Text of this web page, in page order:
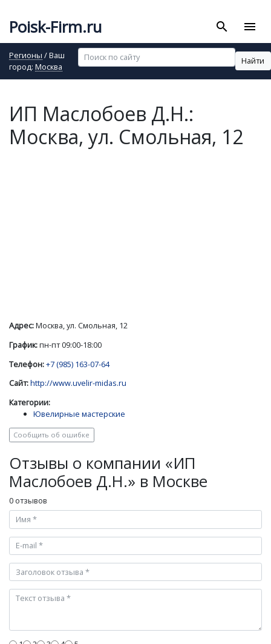
Poisk-Firm.ru search menu
Регионы / Ваш
город: Москва
Найти
ИП Маслобоев Д.Н.:
Москва, ул. Смольная, 12
Адрес:Москва, ул. Смольная, 12
График:пн-пт 09:00-18:00
Телефон:+7 (985) 163-07-64
Сайт:http://www.uvelir-midas.ru
Категории:
Ювелирные мастерские
Сообщить об ошибке
Отзывы о компании «ИП
Маслобоев Д.Н.» в Москве
0 отзывов